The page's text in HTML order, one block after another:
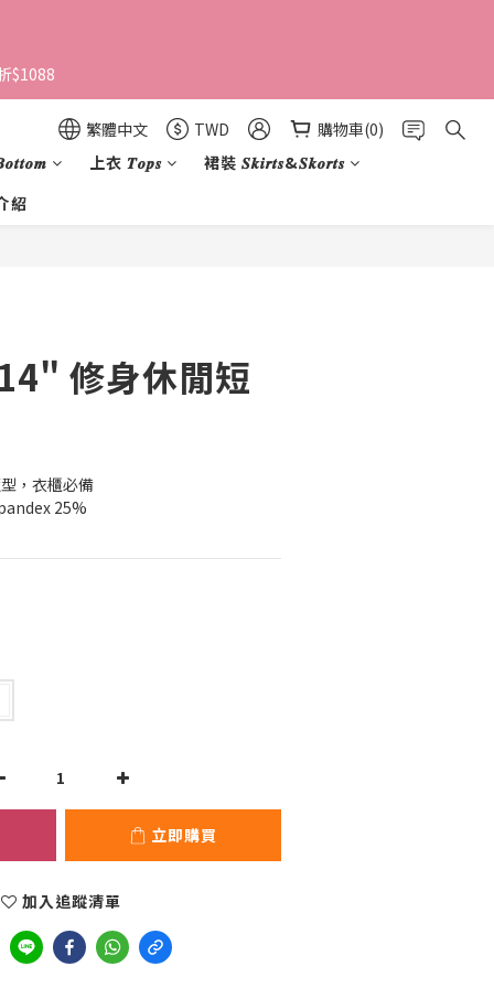
$1088
繁體中文 TWD
購物車(0)
上衣 𝑻𝒐𝒑𝒔
裙裝 𝑺𝒌𝒊𝒓𝒕𝒔&𝑺𝒌𝒐𝒓𝒕𝒔
紹
修身休閒短
，衣櫃必備
25%
立即購買
加入追蹤清單